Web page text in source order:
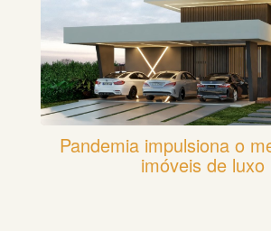
Pandemia impulsiona o
imóveis de luxo